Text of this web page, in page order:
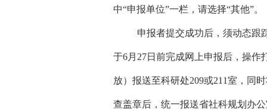
中“申报单位”一栏，请选择“其他”。
申报者提交成功后，须动态跟
于6月27日前完成网上申报后，操作
放）报送至科研处209或211室， 同
查盖章后，统一报送省社科规划办